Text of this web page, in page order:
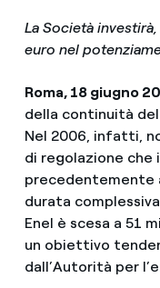
La Società
euro nel
Roma, 18 giugno
della continuità
Nel 2006, infatti,
di regolazione che
precedentemente
durata
Enel è scesa a 51
un obiettivo
dall’Autorità per